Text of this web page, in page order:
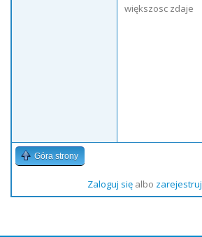
większosc zdaje
Góra strony
Zaloguj sięalbo zarejestruj